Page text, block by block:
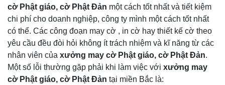
cờ Phật giáo, cờ Phật Đản một cách tốt nhất và tiết kiệm
chi phí cho doanh nghiệp, công ty mình một cách tốt nhất
có thể. Các công đoạn may cờ , in cờ hay thiết kế cờ theo
yêu cầu đều đòi hỏi không ít trách nhiệm và kĩ năng từ các
nhân viên của xưởng may cờ Phật giáo, cờ Phật Đản.
Một số lỗi thường gặp phải khi làm việc với xưởng may
cờ Phật giáo, cờ Phật Đản tại miền Bắc là: